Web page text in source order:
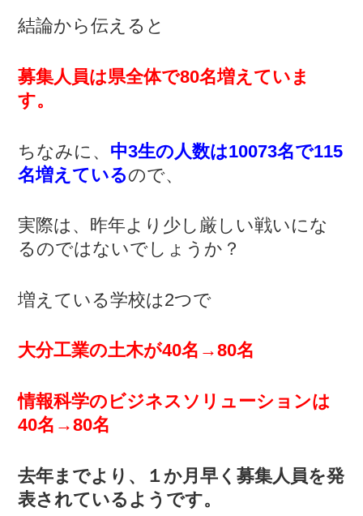
結論から伝えると
募集人員は県全体で80名増えていま
す。
ちなみに、 中3生の人数は10073名で115
名増えているので、
実際は、昨年より少し厳しい戦いにな
るのではないでしょうか？
増えている学校は2つで
大分工業の土木が40名→80名
情報科学のビジネスソリューションは
40名→80名
去年までより、１か月早く募集人員を発
表されているようです。